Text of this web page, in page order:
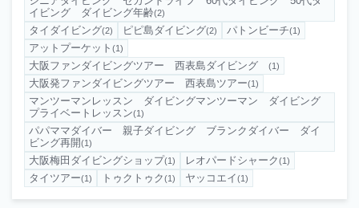
イビング ダイビング年齢(2)
タイダイビング(2) ピピ島ダイビング(2) パトンビーチ(1)
アットプーケット (1)
大阪ファンダイビングツアー 西表島ダイビング (1)
大阪発ファンダイビングツアー 西表島ツアー(1)
マンツーマンレッスン ダイビングマンツーマン ダイビング
プライベートレッスン(1)
パパママダイバー 親子ダイビング ブランクダイバー ダイ
ビング再開(1)
大阪梅田ダイビングショップ(1) レオパードシャーク(1)
タイツアー(1) トゥクトゥク(1) ヤッコエイ(1)